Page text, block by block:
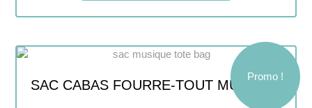
Promo !
SAC CABAS FOURRE-TOUT MUSIQUE